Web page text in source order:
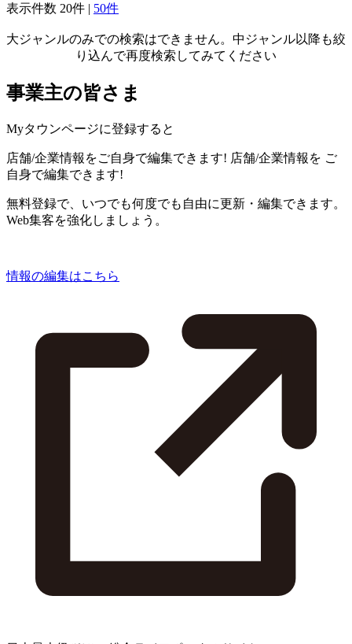
表示件数 20件 | 50件
大ジャンルのみでの検索はできません。中ジャンル以降も絞
り込んで再度検索してみてください
事業主の皆さま
Myタウンページに登録すると
店舗/企業情報をご自身で編集できます! 店舗/企業情報を ご
自身で編集できます!
無料登録で、いつでも何度でも自由に更新・編集できます。
Web集客を強化しましょう。
情報の編集はこちら